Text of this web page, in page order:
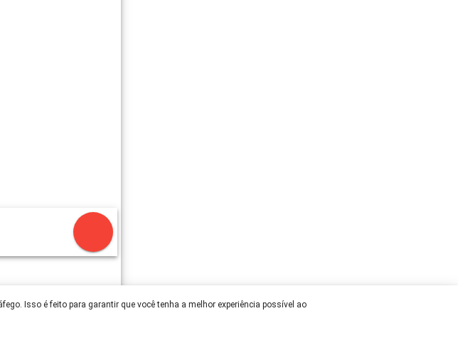
Isso é feito para garantir que você tenha a melhor experiência possível ao